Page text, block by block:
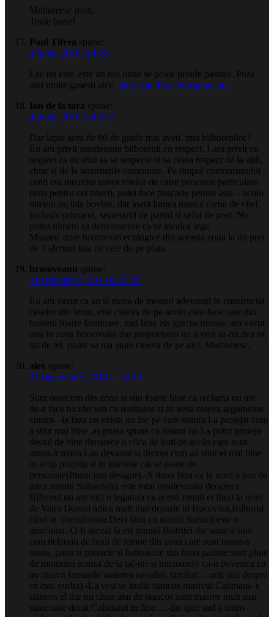
Multumesc mult,
Toate bune!
Paul Tifrea spune:
4 iunie, 2010 la 1:28
Lac nu este. este un rau unde se poate prinde pastrav. Poze
mai multe gasesti aici: http://paultifrea.blogspot.com
Ion de la tara spune:
4 iunie, 2010 la 13:57
Dar lapte acru de 80 de grade mai aveti, mai bilborenilor?
Eu am privit intodeauna bilborenii cu respect. I-am privit cu
respect ca au stiut sa se respecte si sa ceara respect de la altii,
chiar si de la autoritatile comuniste. Pe timpul comunismului –
cand era interzisa taiera vitelor de catre persoane particulare
(asta pentru cei tineri), putei face puscarie pentru asta – acolo
nimeni nu taia bovine, dar toata lumea manca carne de vitel.
Inclusiv primarul, secretarul de partid si seful de post. Nu
putea nimeni sa demonstreze ca se incalca lege.
Mananc doar branzeturi ecologice din aceasta zona la un pret
de 3 sferturi fata de cele de pe piata.
brasoveanu spune:
11 septembrie, 2010 la 23:25
Eu am vazut ca au si mana de mesteri adevarati in constructia
caselor din lemn, este cineva de pe acolo care face case din
busteni foarte frumoase, mai bine zis spectaculoase, am vazut
una in zona brasovului dar proprietarul nu a vrut sa-mi dea nr.
lui de tel. poate sa ma ajute cineva de pe aici. Multumesc.
alex spune:
21 septembrie, 2010 la 14:29
Sunt oarecum din zona si stiu foarte bine ca reclama nu are
de-a face nicidecum cu realitatea si as avea cateva argumente
contra- -la faza cu exista un loc pe care natura l-a protejat cum
a stiut mai bine ,as putea spune ca natura nu l-a putut proteja
destul de bine deoarece o clica de hoti de acolo care sunt
mana-n mana l-au devastat si distrus cum au stiut ei mai bine
in scop propriu si in interese cat se poate de
personale(financiare desigur).-A doua faza ca la nord a pus de
paza muntii Suhardului este total neadevarata deoarece
Bilborul nu are nici o legatura cu acesti munti ei fiind la nord
de Vatra Dornei adica mult mai departe in Bucovina,Bilborul
fiind in Transilvania.Deci faza cu muntii Suhard este o
minciuna.-O fi asezat la est muntii Bistritei dar saracii sunt
cam defrisati de hotii de lemne din zona care sunt mana-n
mana, pana si paraiele si baltoacele din fosta padure sunt pline
de motorina scursa de la taf-uri si tractoare(e ca-n povestea cu
au otravit fantanile inaintea navalirii turcilor….unii stiu despre
ce este vorba).-La vest se inalta stancos masivul Calimani- e
stancos el dar nu chiar atat de stancos sunt masive mult mai
stancoase decat Calimanii in fine…,-Iar spre sud a intins